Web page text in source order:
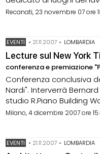
Recanati, 23 novembre 07 ore
EVENTI • 21.11.2007 • LOMBARDIA
Lecture sul New York
conferenza e premiazione
Conferenza conclusiva
Nardi". Interverrà
studio R.Piano Building
Milano, 4 dicembre 2007 ore
EVENTI • 21.11.2007 • LOMBARDIA